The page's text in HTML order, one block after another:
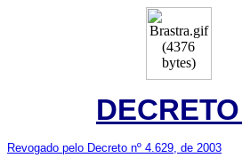
Revogado pelo Decreto nº 4.629, de 2003